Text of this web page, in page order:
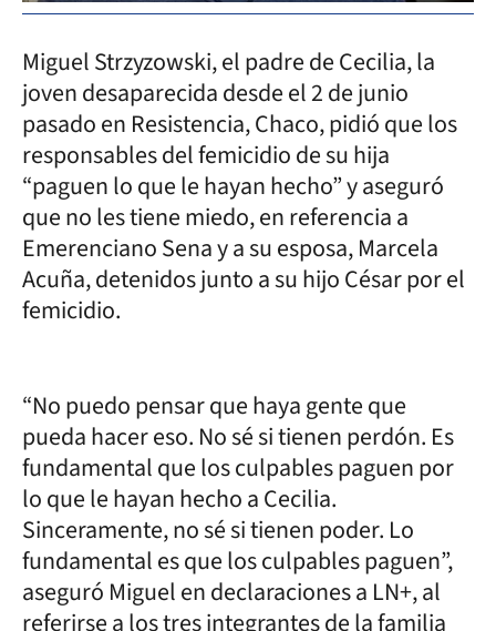
Miguel Strzyzowski, el padre de Cecilia, la
joven desaparecida desde el 2 de junio
pasado en Resistencia, Chaco, pidió que los
responsables del femicidio de su hija
“paguen lo que le hayan hecho” y aseguró
que no les tiene miedo, en referencia a
Emerenciano Sena y a su esposa, Marcela
Acuña, detenidos junto a su hijo César por el
femicidio.
“No puedo pensar que haya gente que
pueda hacer eso. No sé si tienen perdón. Es
fundamental que los culpables paguen por
lo que le hayan hecho a Cecilia.
Sinceramente, no sé si tienen poder. Lo
fundamental es que los culpables paguen”,
aseguró Miguel en declaraciones a LN+, al
referirse a los tres integrantes de la familia